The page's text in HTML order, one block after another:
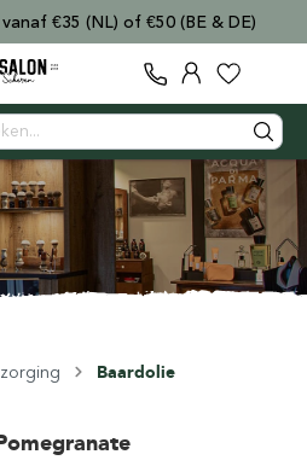
vanaf €35 (NL) of €50 (BE & DE)
Baardolie